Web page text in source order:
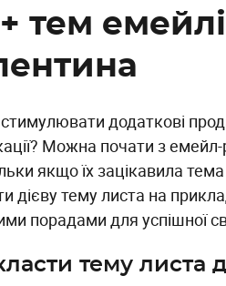
тем
додаткові
Можна почати з
якщо їх зацікавила
дієву тему листа на
порадами для успішної
тему листа